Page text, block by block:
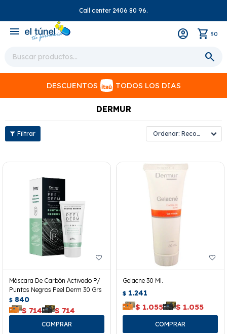
Call center 2406 80 96.
menu $0
DESCUENTOS TODOS LOS DIAS
DERMUR
Recomendados
Máscara De Carbón Activado P/
Puntos Negros Peel Derm 30 Grs
$ 840
$ 714 $ 714
Gelacne 30 Ml.
$ 1.241
$ 1.055 $ 1.055
close